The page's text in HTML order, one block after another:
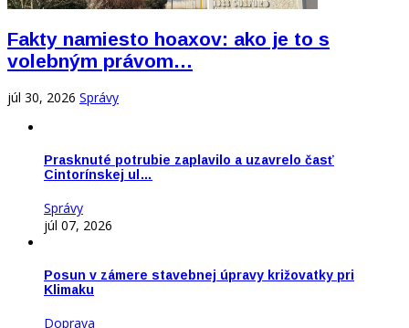
Fakty namiesto hoaxov: ako je to s
volebným právom…
júl 30, 2026 Správy
Prasknuté potrubie zaplavilo a uzavrelo časť
Cintorínskej ul…
Správy
júl 07, 2026
Posun v zámere stavebnej úpravy križovatky pri
Klimaku
Doprava